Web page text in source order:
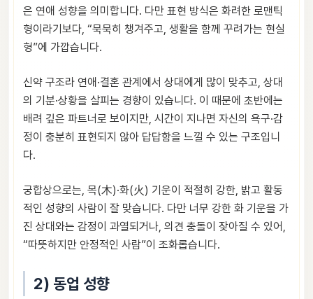
은 연애 성향을 의미합니다. 다만 표현 방식은 화려한 로맨틱
형이라기보다, “묵묵히 챙겨주고, 생활을 함께 꾸려가는 현실
형”에 가깝습니다.
신약 구조라 연애·결혼 관계에서 상대에게 많이 맞추고, 상대
의 기분·상황을 살피는 경향이 있습니다. 이 때문에 초반에는
배려 깊은 파트너로 보이지만, 시간이 지나면 자신의 욕구·감
정이 충분히 표현되지 않아 답답함을 느낄 수 있는 구조입니
다.
궁합상으로는, 목(木)·화(火) 기운이 적절히 강한, 밝고 활동
적인 성향의 사람이 잘 맞습니다. 다만 너무 강한 화 기운을 가
진 상대와는 감정이 과열되거나, 의견 충돌이 잦아질 수 있어,
“따뜻하지만 안정적인 사람”이 조화롭습니다.
2) 동업 성향